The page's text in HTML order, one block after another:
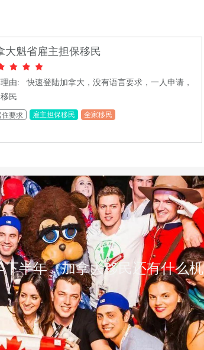
大魁省雇主担保移民
由: 快速登陆加拿大，没有语言要求，一人申请，
民
住要求 雇主担保移民 全家移民
半年，加拿大移民还有什么机